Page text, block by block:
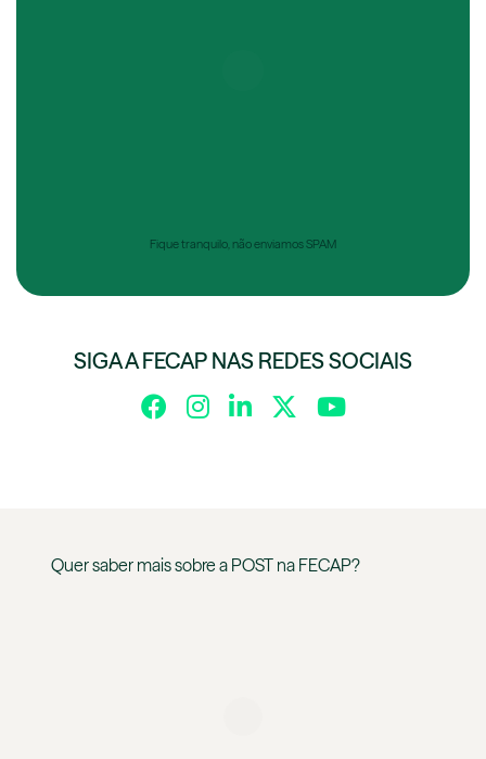
Fique tranquilo, não enviamos SPAM
SIGA A FECAP NAS REDES SOCIAIS
Quer saber mais sobre a POST na FECAP?